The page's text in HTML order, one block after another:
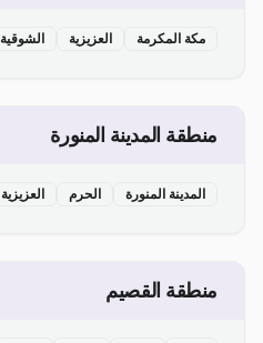
مكة المكرمة العزيزية الشوقية
منطقة المدينة المنورة
المدينة المنورة الحرم العزيزية
منطقة القصيم